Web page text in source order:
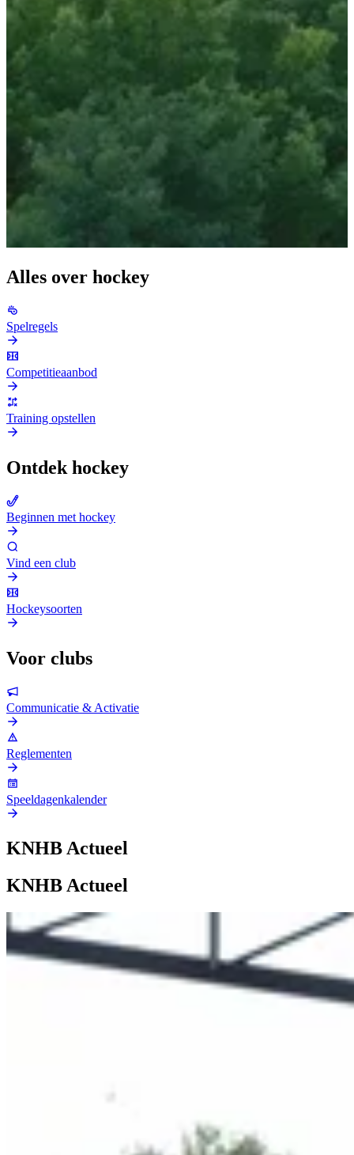
Alles over hockey
Spelregels
Competitieaanbod
Training opstellen
Ontdek hockey
Beginnen met hockey
Vind een club
Hockeysoorten
Voor clubs
Communicatie & Activatie
Reglementen
Speeldagenkalender
KNHB Actueel
KNHB Actueel